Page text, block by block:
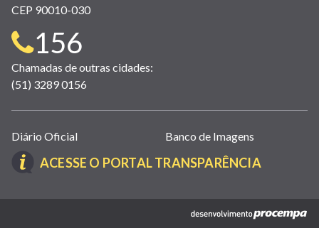
CEP 90010-030
Telefone
para
contato:
156
Chamadas de outras cidades:
(51) 3289 0156
Links
úteis
(abrem
nova
Diário Oficial Banco de Imagens
ACESSE O PORTAL TRANSPARÊNCIA(LINK
EM
NOVA